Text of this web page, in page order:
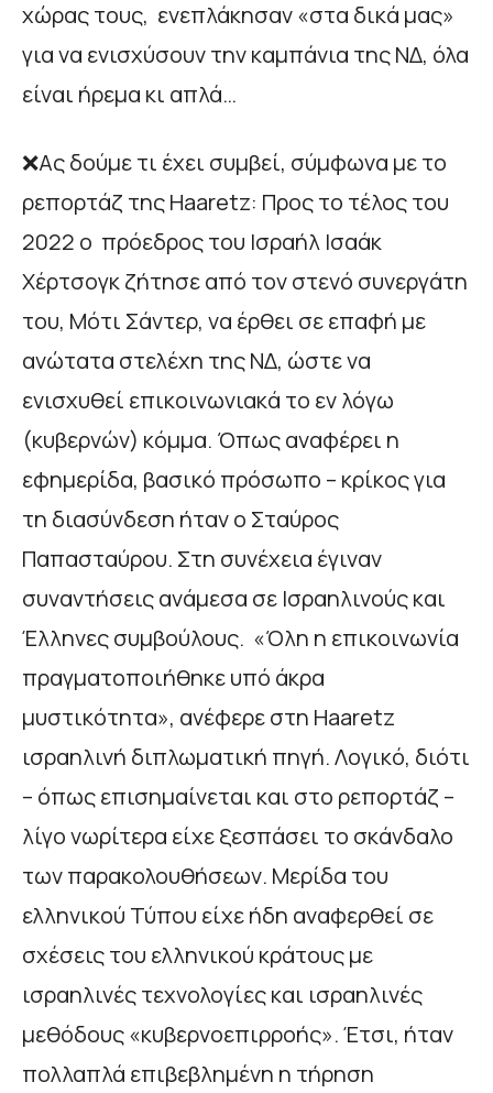
χώρας τους, ενεπλάκησαν «στα δικά μας»
για να ενισχύσουν την καμπάνια της ΝΔ, όλα
είναι ήρεμα κι απλά…
❌Ας δούμε τι έχει συμβεί, σύμφωνα με το
ρεπορτάζ της Haaretz: Προς το τέλος του
2022 ο πρόεδρος του Ισραήλ Ισαάκ
Χέρτσογκ ζήτησε από τον στενό συνεργάτη
του, Μότι Σάντερ, να έρθει σε επαφή με
ανώτατα στελέχη της ΝΔ, ώστε να
ενισχυθεί επικοινωνιακά το εν λόγω
(κυβερνών) κόμμα. Όπως αναφέρει η
εφημερίδα, βασικό πρόσωπο – κρίκος για
τη διασύνδεση ήταν ο Σταύρος
Παπασταύρου. Στη συνέχεια έγιναν
συναντήσεις ανάμεσα σε Ισραηλινούς και
Έλληνες συμβούλους. «Όλη η επικοινωνία
πραγματοποιήθηκε υπό άκρα
μυστικότητα», ανέφερε στη Haaretz
ισραηλινή διπλωματική πηγή. Λογικό, διότι
– όπως επισημαίνεται και στο ρεπορτάζ –
λίγο νωρίτερα είχε ξεσπάσει το σκάνδαλο
των παρακολουθήσεων. Μερίδα του
ελληνικού Τύπου είχε ήδη αναφερθεί σε
σχέσεις του ελληνικού κράτους με
ισραηλινές τεχνολογίες και ισραηλινές
μεθόδους «κυβερνοεπιρροής». Έτσι, ήταν
πολλαπλά επιβεβλημένη η τήρηση